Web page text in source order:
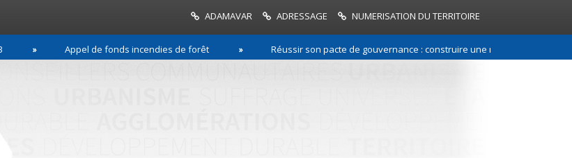
ADAMAVAR ADRESSAGE NUMERISATION DU TERRITOIRE
Appel de fonds incendies de forêt Réussir son pacte de gouvernance : construire une relation de confiance